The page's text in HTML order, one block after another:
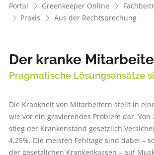
Portal Greenkeeper Online
Praxis
Aus der Rechtsprechung
Der kranke
Pragmatische Lösungsansätze
Die Krankheit von Mitarbeitern stellt in
wie vor ein gravierendes Problem dar. Von
stieg der Krankenstand gesetzlich
4,25%. Die meisten Fehltage sind dabei –
der gesetzlichen Krankenkassen – auf